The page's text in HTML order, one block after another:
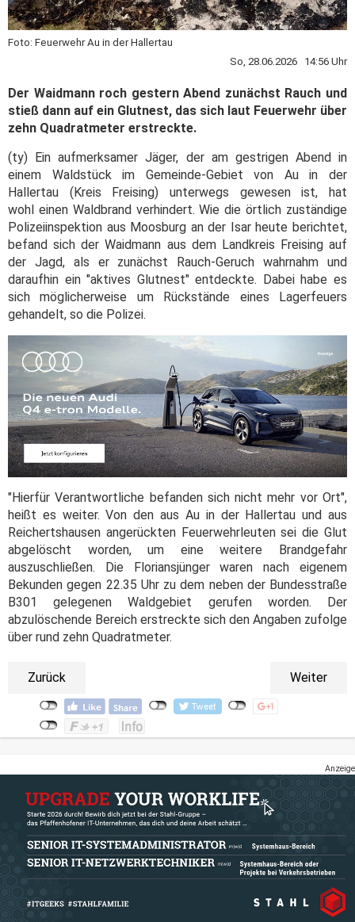
Foto: Feuerwehr Au in der Hallertau
So, 28.06.2026 14:56 Uhr
Der Waidmann roch gestern Abend zunächst Rauch und
stieß dann auf ein Glutnest, das sich laut Feuerwehr über
zehn Quadratmeter erstreckte.
(ty) Ein aufmerksamer Jäger, der am gestrigen Abend in
einem Waldstück im Gemeinde-Gebiet von Au in der
Hallertau (Kreis Freising) unterwegs gewesen ist, hat
wohl einen Waldbrand verhindert. Wie die örtlich zuständige
Polizeiinspektion aus Moosburg an der Isar heute berichtet,
befand sich der Waidmann aus dem Landkreis Freising auf
der Jagd, als er zunächst Rauch-Geruch wahrnahm und
daraufhin ein "aktives Glutnest" entdeckte. Dabei habe es
sich möglicherweise um Rückstände eines Lagerfeuers
gehandelt, so die Polizei.
"Hierfür Verantwortliche befanden sich nicht mehr vor Ort",
heißt es weiter. Von den aus Au in der Hallertau und aus
Reichertshausen angerückten Feuerwehrleuten sei die Glut
abgelöscht worden, um eine weitere Brandgefahr
auszuschließen. Die Floriansjünger waren nach eigenem
Bekunden gegen 22.35 Uhr zu dem neben der Bundesstraße
B301 gelegenen Waldgebiet gerufen worden. Der
abzulöschende Bereich erstreckte sich den Angaben zufolge
über rund zehn Quadratmeter.
Zurück Weiter
Anzeige